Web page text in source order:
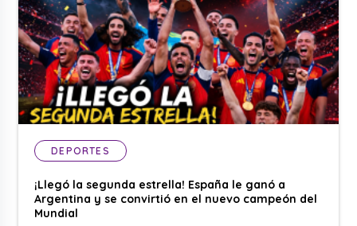
DEPORTES
¡Llegó la segunda estrella! España le ganó a
Argentina y se convirtió en el nuevo campeón del
Mundial